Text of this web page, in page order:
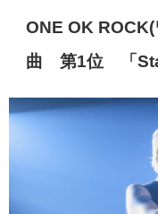
ONE OK ROCK(
曲 第1位 「